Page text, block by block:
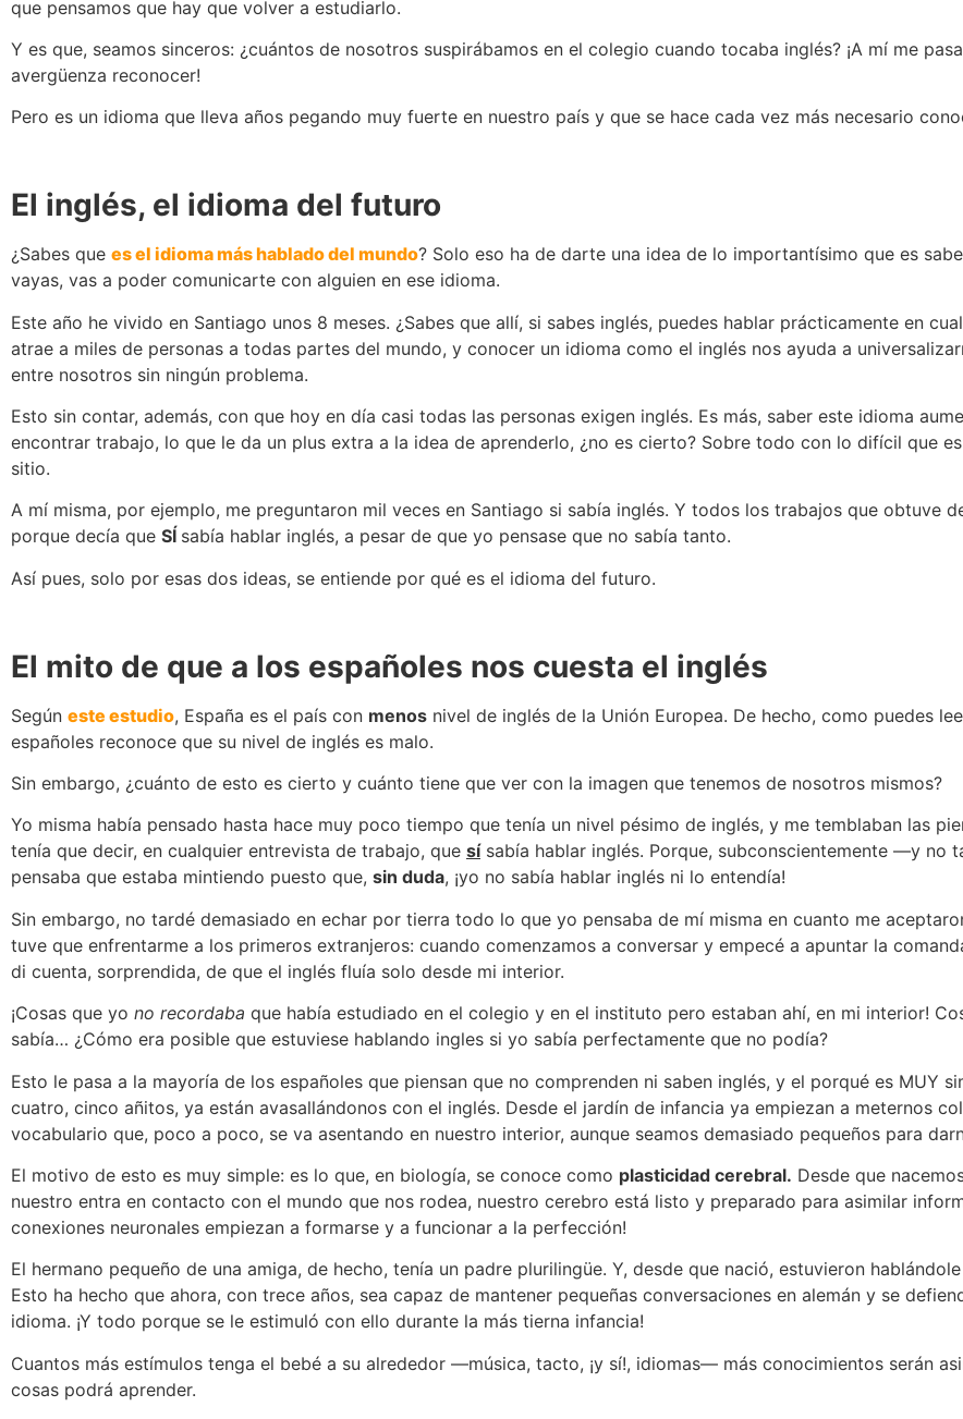
que pensamos que hay que volver a estudiarlo.
Y es que, seamos sinceros: ¿cuántos de nosotros suspirábamos en el colegio cuando tocaba inglés? ¡A mí me
avergüenza reconocer!
Pero es un idioma que lleva años pegando muy fuerte en nuestro país y que se hace cada vez más necesario
El inglés, el idioma del futuro
¿Sabes que es el idioma más hablado del mundo? Solo eso ha de darte una idea de lo importantísimo que es
vayas, vas a poder comunicarte con alguien en ese idioma.
Este año he vivido en Santiago unos 8 meses. ¿Sabes que allí, si sabes inglés, puedes hablar prácticamente en
atrae a miles de personas a todas partes del mundo, y conocer un idioma como el inglés nos ayuda a
entre nosotros sin ningún problema.
Esto sin contar, además, con que hoy en día casi todas las personas exigen inglés. Es más, saber este idioma
encontrar trabajo, lo que le da un plus extra a la idea de aprenderlo, ¿no es cierto? Sobre todo con lo difícil que
sitio.
A mí misma, por ejemplo, me preguntaron mil veces en Santiago si sabía inglés. Y todos los trabajos que obtuve
porque decía que SÍ sabía hablar inglés, a pesar de que yo pensase que no sabía tanto.
Así pues, solo por esas dos ideas, se entiende por qué es el idioma del futuro.
El mito de que a los españoles nos cuesta el inglés
Según este estudio, España es el país con menos nivel de inglés de la Unión Europea. De hecho, como puedes
españoles reconoce que su nivel de inglés es malo.
Sin embargo, ¿cuánto de esto es cierto y cuánto tiene que ver con la imagen que tenemos de nosotros mismos?
Yo misma había pensado hasta hace muy poco tiempo que tenía un nivel pésimo de inglés, y me temblaban las
tenía que decir, en cualquier entrevista de trabajo, que sísabía hablar inglés. Porque, subconscientemente —y no
pensaba que estaba mintiendo puesto que, sin duda, ¡yo no sabía hablar inglés ni lo entendía!
Sin embargo, no tardé demasiado en echar por tierra todo lo que yo pensaba de mí misma en cuanto me
tuve que enfrentarme a los primeros extranjeros: cuando comenzamos a conversar y empecé a apuntar la
di cuenta, sorprendida, de que el inglés fluía solo desde mi interior.
¡Cosas que yo no recordaba que había estudiado en el colegio y en el instituto pero estaban ahí, en mi interior!
sabía… ¿Cómo era posible que estuviese hablando ingles si yo sabía perfectamente que no podía?
Esto le pasa a la mayoría de los españoles que piensan que no comprenden ni saben inglés, y el porqué es MUY
cuatro, cinco añitos, ya están avasallándonos con el inglés. Desde el jardín de infancia ya empiezan a meternos
vocabulario que, poco a poco, se va asentando en nuestro interior, aunque seamos demasiado pequeños para
El motivo de esto es muy simple: es lo que, en biología, se conoce como plasticidad cerebral. Desde que
nuestro entra en contacto con el mundo que nos rodea, nuestro cerebro está listo y preparado para asimilar
conexiones neuronales empiezan a formarse y a funcionar a la perfección!
El hermano pequeño de una amiga, de hecho, tenía un padre plurilingüe. Y, desde que nació, estuvieron
Esto ha hecho que ahora, con trece años, sea capaz de mantener pequeñas conversaciones en alemán y se
idioma. ¡Y todo porque se le estimuló con ello durante la más tierna infancia!
Cuantos más estímulos tenga el bebé a su alrededor —música, tacto, ¡y sí!, idiomas— más conocimientos serán
cosas podrá aprender.